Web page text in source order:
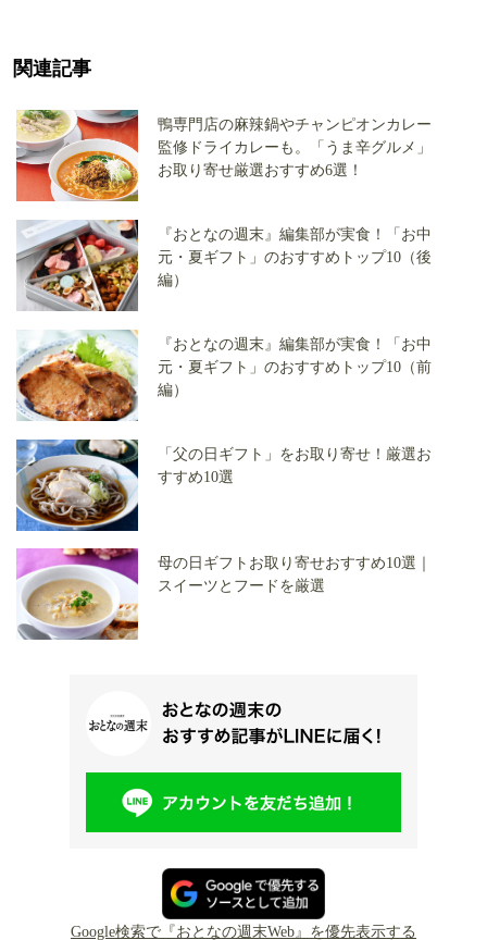
関連記事
鴨専門店の麻辣鍋やチャンピオンカレー
監修ドライカレーも。「うま辛グルメ」
お取り寄せ厳選おすすめ6選！
『おとなの週末』編集部が実食！「お中
元・夏ギフト」のおすすめトップ10（後
編）
『おとなの週末』編集部が実食！「お中
元・夏ギフト」のおすすめトップ10（前
編）
「父の日ギフト」をお取り寄せ！厳選お
すすめ10選
母の日ギフトお取り寄せおすすめ10選｜
スイーツとフードを厳選
Google検索で『おとなの週末Web』を優先表示する